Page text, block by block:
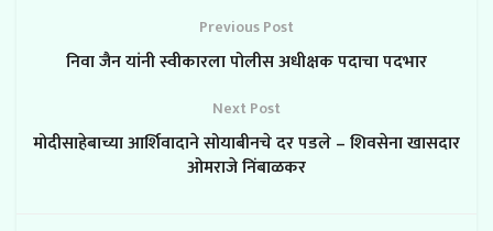
Previous Post
निवा जैन यांनी स्वीकारला पोलीस अधीक्षक पदाचा पदभार
Next Post
मोदीसाहेबाच्या आर्शिवादाने सोयाबीनचे दर पडले – शिवसेना खासदार
ओमराजे निंबाळकर